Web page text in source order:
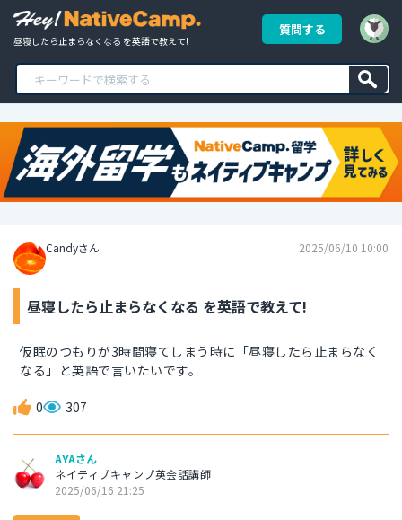
昼寝したら止まらなくなる を英語で教えて!
質問する
Candyさん 2025/06/10 10:00
昼寝したら止まらなくなる を英語で教えて!
仮眠のつもりが3時間寝てしまう時に「昼寝したら止まらなく
なる」と英語で言いたいです。
0 307
AYAさん
ネイティブキャンプ英会話講師
2025/06/16 21:25